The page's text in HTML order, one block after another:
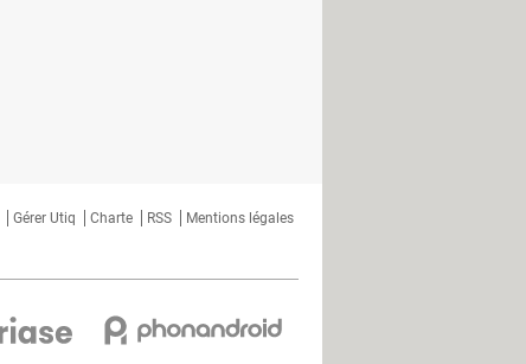
Gérer Utiq Charte RSS
Mentions légales